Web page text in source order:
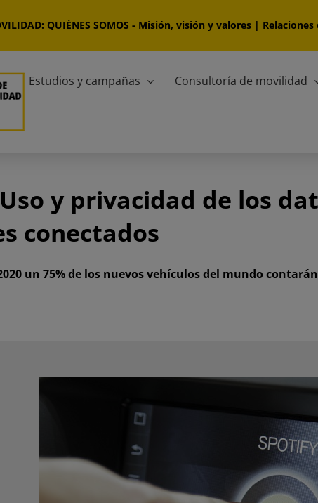
QUIÉNES SOMOS - Misión, visión y valores|
Estudios y campañas Consultoría de movilidad
y privacidad de los
conectados
un 75% de los nuevos vehículos del mundo